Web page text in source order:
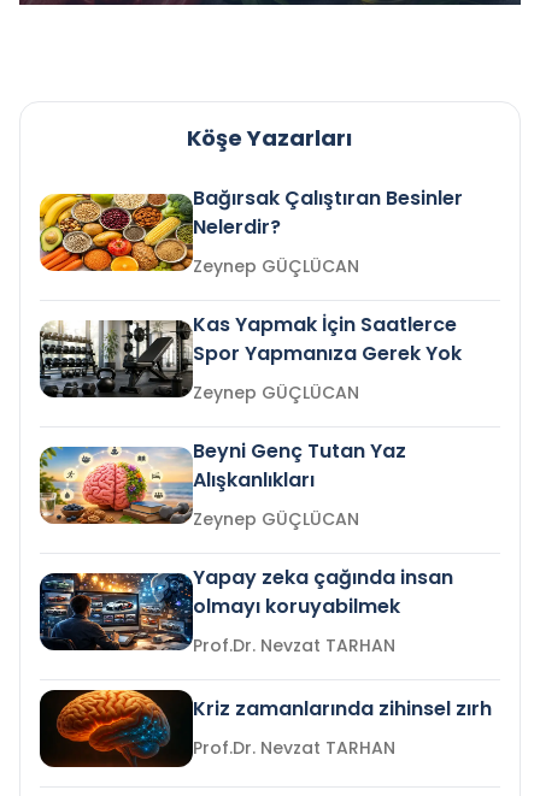
Köşe Yazarları
Bağırsak Çalıştıran Besinler
Nelerdir?
Zeynep GÜÇLÜCAN
Kas Yapmak İçin Saatlerce
Spor Yapmanıza Gerek Yok
Zeynep GÜÇLÜCAN
Beyni Genç Tutan Yaz
Alışkanlıkları
Zeynep GÜÇLÜCAN
Yapay zeka çağında insan
olmayı koruyabilmek
Prof.Dr. Nevzat TARHAN
Kriz zamanlarında zihinsel zırh
Prof.Dr. Nevzat TARHAN